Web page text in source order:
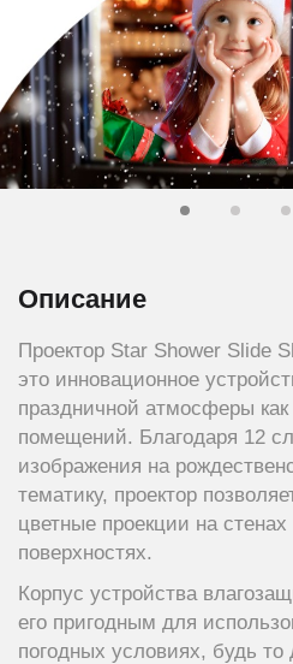
Описание
Проектор Star Shower Slide
это инновационное
праздничной атмосферы
помещений. Благодаря 12
изображения на
тематику, проектор
цветные проекции на
поверхностях.
Корпус устройства
его пригодным для
погодных условиях, будь